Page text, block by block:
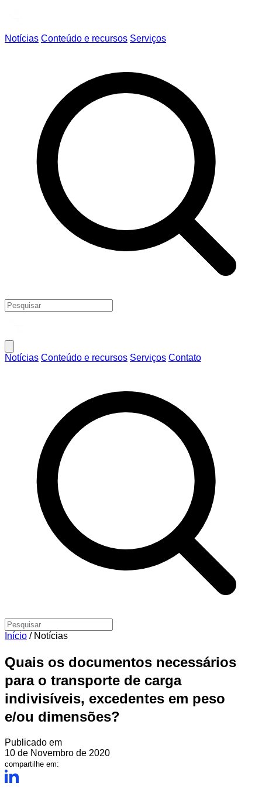
Notícias Conteúdo e recursos Serviços
Notícias Conteúdo e recursos Serviços Contato
Início / Notícias
Quais os documentos necessários
para o transporte de carga
indivisíveis, excedentes em peso
e/ou dimensões?
Publicado em
10 de Novembro de 2020
compartilhe em: